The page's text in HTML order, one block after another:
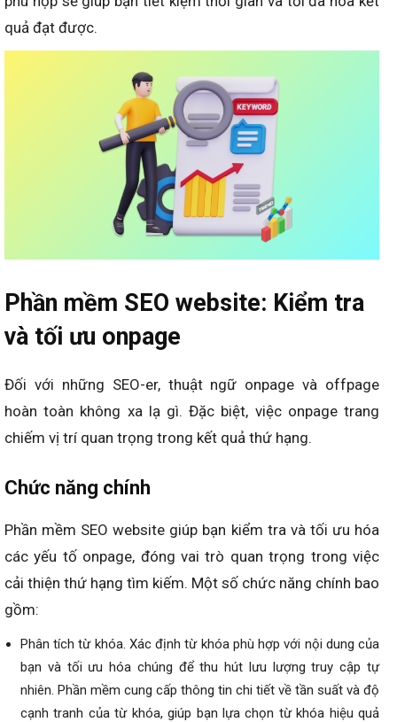
quả đạt được.
Phần mềm SEO website: Kiểm tra
và tối ưu onpage
Đối với những SEO-er, thuật ngữ onpage và offpage
hoàn toàn không xa lạ gì. Đặc biệt, việc onpage trang
chiếm vị trí quan trọng trong kết quả thứ hạng.
Chức năng chính
Phần mềm SEO website giúp bạn kiểm tra và tối ưu hóa
các yếu tố onpage, đóng vai trò quan trọng trong việc
cải thiện thứ hạng tìm kiếm. Một số chức năng chính bao
gồm:
Phân tích từ khóa. Xác định từ khóa phù hợp với nội dung của
bạn và tối ưu hóa chúng để thu hút lưu lượng truy cập tự
nhiên. Phần mềm cung cấp thông tin chi tiết về tần suất và độ
cạnh tranh của từ khóa, giúp bạn lựa chọn từ khóa hiệu quả